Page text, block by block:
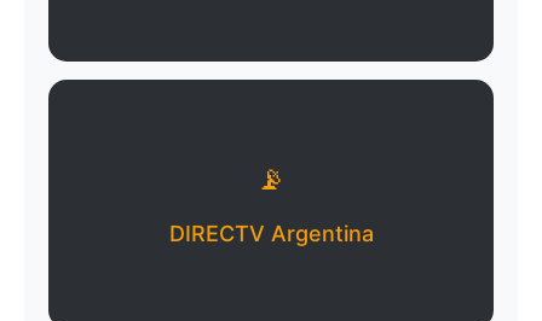
📡
DIRECTV Argentina